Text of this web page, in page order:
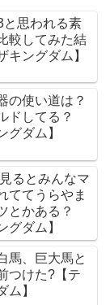
と思われる素
較してみた結
キングダム】
の使い道は？
ドしてる？
グダム】
るとみんなマ
ててうらやま
とかある？
グダム】
馬、巨大馬と
つけた?【テ
ム】